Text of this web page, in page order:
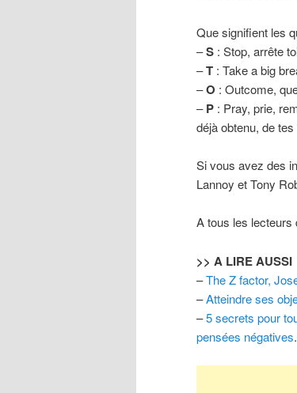
Que signifient les
–S : Stop, arrête
–T : Take a big
–O : Outcome,
–P : Pray, prie,
déjà obtenu, de
Si vous avez des
Lannoy et Tony
A tous les lecteurs
>> A LIRE AUSSI
–The Z factor,
–Atteindre ses
–5 secrets pour
pensées négatives.